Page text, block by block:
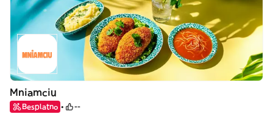
Mniamciu
Besplatno --